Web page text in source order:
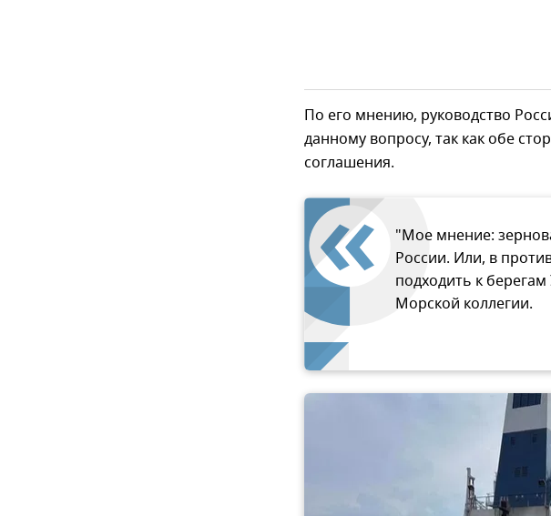
По его мнению, руководство
данному вопросу, так как обе
соглашения.
"Мое мнение:
России. Или, в
подходить к
Морской коллегии.